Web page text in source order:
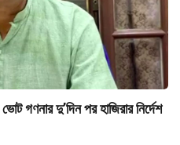
গণনার দু’দিন পর হাজিরার নির্দেশ